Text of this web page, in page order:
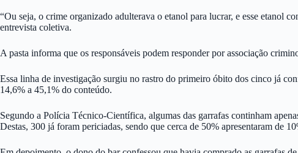
“Ou seja, o crime organizado adulterava o etanol para lucrar, e esse etanol
entrevista coletiva.
A pasta informa que os responsáveis podem responder por associação
Essa linha de investigação surgiu no rastro do primeiro óbito dos cinco já
14,6% a 45,1% do conteúdo.
Segundo a Polícia Técnico-Científica, algumas das garrafas continham
Destas, 300 já foram periciadas, sendo que cerca de 50% apresentaram de